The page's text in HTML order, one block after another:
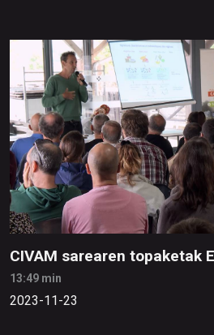
CIVAM sarearen topaketak
13:49 min
2023-11-23